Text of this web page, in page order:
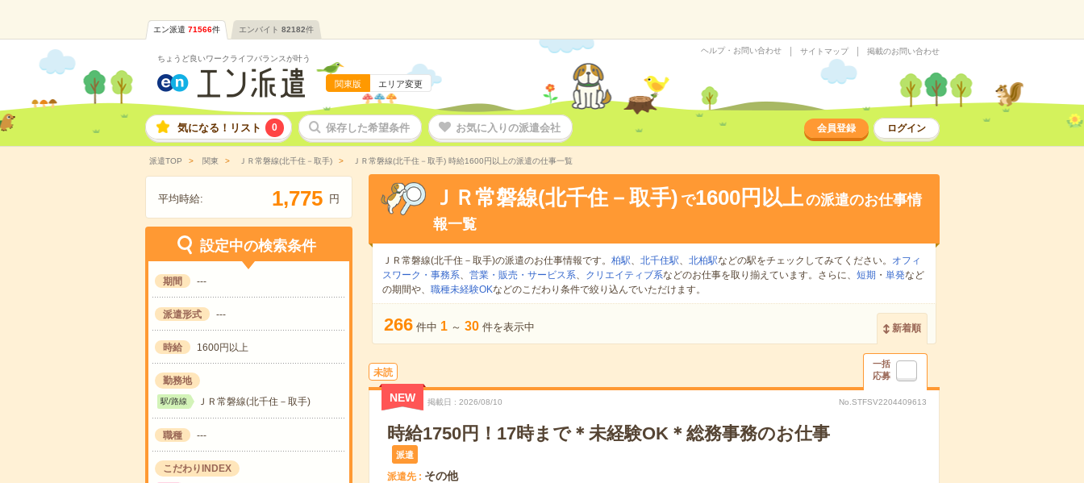
エン派遣 71566件 エンバイト 82182件
ちょうど良いワークライフバランスが叶う
関東版 エリア変更
ヘルプ・お問い合わせ サイトマップ 掲載のお問い合わせ
気になる！リスト 0 保存した希望条件 お気に入りの派遣会社 会員登録 ログイン
派遣TOP 関東 ＪＲ常磐線(北千住－取手) ＪＲ常磐線(北千住－取手) 時給1600円以上の派遣の仕事一覧
平均時給: 1,775 円
設定中の検索条件
期間 ---
派遣形式 ---
時給 1600円以上
勤務地
駅/路線 ＪＲ常磐線(北千住－取手)
職種 ---
こだわりINDEX
ＪＲ常磐線(北千住－取手) で1600円以上の派遣のお仕事情
報一覧
ＪＲ常磐線(北千住－取手)の派遣のお仕事情報です。 柏駅、 北千住駅、 北柏駅などの駅をチェックしてみてください。
オフィ
スワーク・事務系、 営業・販売・サービス系、 クリエイティブ系などのお仕事を取り揃えています。さらに、 短期 ・ 単発など
の期間や、 職種未経験OKなどのこだわり条件で絞り込んでいただけます。
266 件中 1 ～ 30 件を表示中 新着順
未読
一括
応募
NEW 掲載日 2026/08/10 No.STFSV2204409613
時給1750円！17時まで＊未経験OK＊総務事務のお仕事
派遣
派遣先 その他